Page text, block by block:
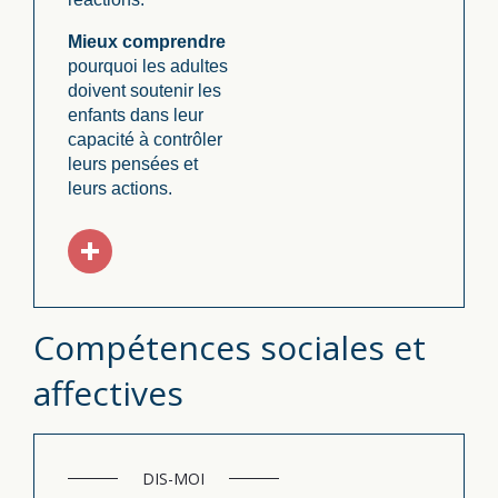
Mieux comprendre
pourquoi les adultes
doivent soutenir les
enfants dans leur
capacité à contrôler
leurs pensées et
leurs actions.
Compétences sociales et
affectives
DIS-MOI